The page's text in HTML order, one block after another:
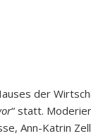
der
“ statt.
Ann-Katrin